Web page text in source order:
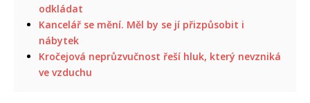
odkládat
Kancelář se mění. Měl by se jí přizpůsobit i
nábytek
Kročejová neprůzvučnost řeší hluk, který nevzniká
ve vzduchu